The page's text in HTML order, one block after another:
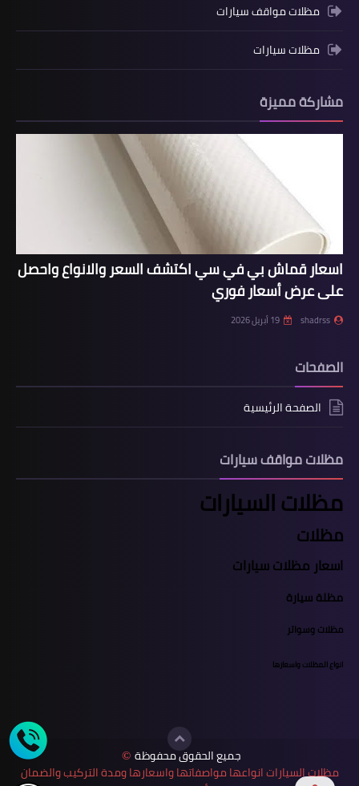
مظلات مواقف سيارات
مظلات سيارات
مشاركة مميزة
اسعار قماش بي في سي اكتشف السعر والانواع واحصل
على عرض أسعار فوري
shadrss 19 أبريل 2026
الصفحات
الصفحة الرئيسية
مظلات مواقف سيارات
مظلات السيارات
مظلات
اسعار مظلات سيارات
مظلة سيارة
مظلات وسواتر
انواع المظلات واسعارها
جميع الحقوق محفوظة ©
مظلات السيارات انواعها مواصفاتها واسعارها ومدة التركيب والضمان